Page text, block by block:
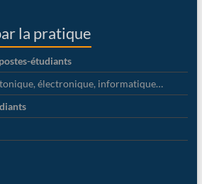
la pratique
étudiants
électronique, informatique…